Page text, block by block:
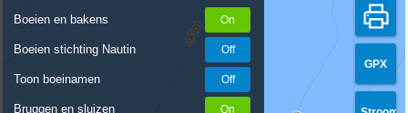
Boeien en bakens
Boeien stichting Nautin
Toon boeinamen
Bruggen en sluizen
GPX